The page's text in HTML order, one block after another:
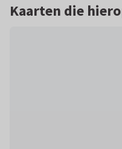
Kaarten die